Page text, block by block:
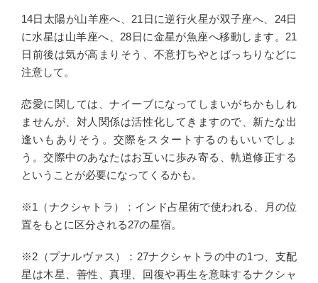
14日太陽が山羊座へ、21日に逆行火星が双子座へ、24日
に水星は山羊座へ、28日に金星が魚座へ移動します。21
日前後は気が高まりそう、不意打ちやとばっちりなどに
注意して。
恋愛に関しては、ナイーブになってしまいがちかもしれ
ませんが、対人関係は活性化してきますので、新たな出
逢いもありそう。交際をスタートするのもいいでしょ
う。交際中のあなたはお互いに歩み寄る、軌道修正する
ということが必要になってくるかも。
※1（ナクシャトラ）：インド占星術で使われる、月の位
置をもとに区分される27の星宿。
※2（プナルヴァス）：27ナクシャトラの中の1つ、支配
星は木星、善性、真理、回復や再生を意味するナクシャ